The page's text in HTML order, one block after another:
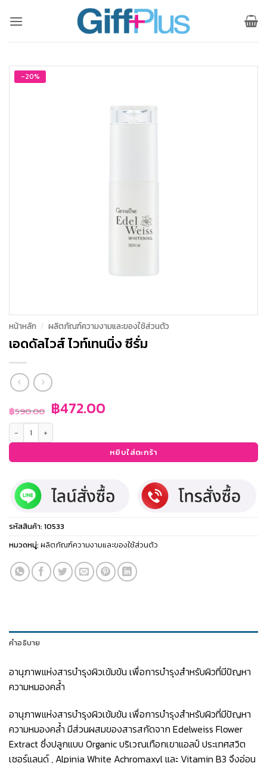
-20%
หน้าหลัก / ผลิตภัณฑ์ความงามและของใช้ส่วนตัว
เอดดัลไวส์ ไวท์เทนนิ่ง ซีรั่ม
฿590.00 Original
price
was:
฿472.00Current
฿472.00.
จำนวน เอดดัลไวส์ ไวท์เทนนิ่ง ซีรั่ม ชิ้น
หยิบใส่ตะกร้า
รหัสสินค้า:10533
หมวดหมู่:ผลิตภัณฑ์ความงามและของใช้ส่วนตัว
คำอธิบาย
อานุภาพแห่งสารบำรุงผิวเข้มข้น เพื่อการบำรุงสำหรับผิวที่มีปัญหา
ความหมองคล้ำ
อานุภาพแห่งสารบำรุงผิวเข้มข้น เพื่อการบำรุงสำหรับผิวที่มีปัญหา
ความหมองคล้ำ มีส่วนผสมของสารสกัดจาก Edelweiss Flower
Extract ซึ่งปลูกแบบ Organic บริเวณเทือกเขาแอลป์ ประเทศสวิต
เซอร์แลนด์ , Alpinia White Achromaxyl และ Vitamin B3 จึงอ่อน